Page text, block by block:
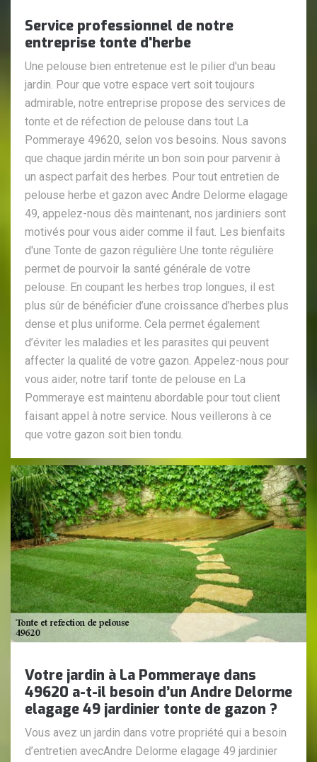
Service professionnel de notre
entreprise tonte d'herbe
Une pelouse bien entretenue est le pilier d'un beau
jardin. Pour que votre espace vert soit toujours
admirable, notre entreprise propose des services de
tonte et de réfection de pelouse dans tout La
Pommeraye 49620, selon vos besoins. Nous savons
que chaque jardin mérite un bon soin pour parvenir à
un aspect parfait des herbes. Pour tout entretien de
pelouse herbe et gazon avec Andre Delorme elagage
49, appelez-nous dès maintenant, nos jardiniers sont
motivés pour vous aider comme il faut. Les bienfaits
d'une Tonte de gazon régulière Une tonte régulière
permet de pourvoir la santé générale de votre
pelouse. En coupant les herbes trop longues, il est
plus sûr de bénéficier d’une croissance d’herbes plus
dense et plus uniforme. Cela permet également
d’éviter les maladies et les parasites qui peuvent
affecter la qualité de votre gazon. Appelez-nous pour
vous aider, notre tarif tonte de pelouse en La
Pommeraye est maintenu abordable pour tout client
faisant appel à notre service. Nous veillerons à ce
que votre gazon soit bien tondu.
Votre jardin à La Pommeraye dans
49620 a-t-il besoin d’un Andre Delorme
elagage 49 jardinier tonte de gazon ?
Vous avez un jardin dans votre propriété qui a besoin
d’entretien avecAndre Delorme elagage 49 jardinier